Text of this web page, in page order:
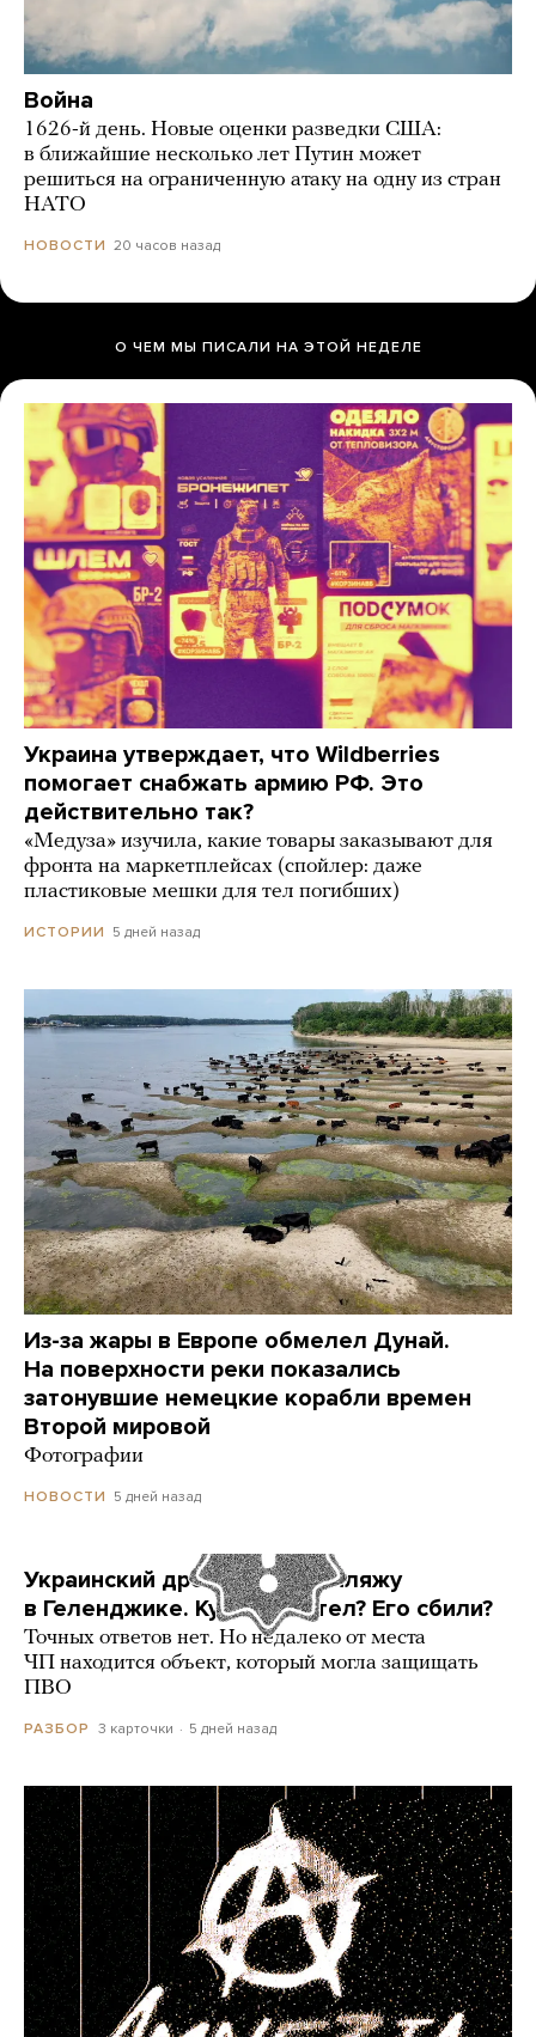
Война
1626-й день. Новые оценки разведки США:
в ближайшие несколько лет Путин может
решиться на ограниченную атаку на одну из стран
НАТО
НОВОСТИ 20 часов назад
О ЧЕМ МЫ ПИСАЛИ НА ЭТОЙ НЕДЕЛЕ
Украина утверждает, что Wildberries
помогает снабжать армию РФ. Это
действительно так?
«Медуза» изучила, какие товары заказывают для
фронта на маркетплейсах (спойлер: даже
пластиковые мешки для тел погибших)
ИСТОРИИ 5 дней назад
Из-за жары в Европе обмелел Дунай.
На поверхности реки показались
затонувшие немецкие корабли времен
Второй мировой
Фотографии
НОВОСТИ 5 дней назад
Украинский дрон попал по пляжу
в Геленджике. Куда он летел? Его сбили?
Точных ответов нет. Но недалеко от места
ЧП находится объект, который могла защищать
ПВО
РАЗБОР 3 карточки 5 дней назад